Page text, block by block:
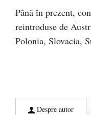
Până în prezent,
reintroduse de
Polonia, Slovacia,
Despre autor